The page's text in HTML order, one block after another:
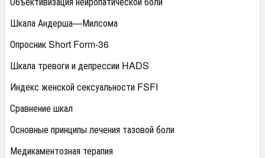
Шкала Андерша—Милсома
Опросник Short Form-36
Шкала тревоги и депрессии HADS
Индекс женской сексуальности FSFI
Сравнение шкал
Основные принципы лечения тазовой боли
Медикаментозная терапия